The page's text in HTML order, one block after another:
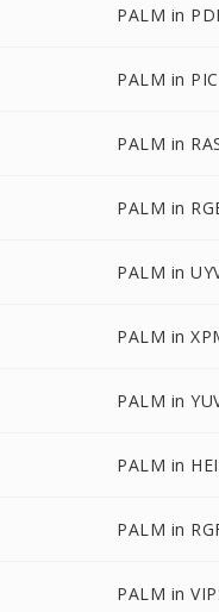
PALM in
PALM in
PALM in
PALM in
PALM in
PALM in
PALM in
PALM in
PALM in
PALM in